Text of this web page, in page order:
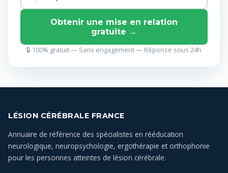
Obtenir une mise en relation
gratuite →
🔒 100% gratuit — Sans engagement — Réponse sous 24h
LÉSION CÉRÉBRALE FRANCE
Annuaire de référence des spécialistes en rééducation
neurologique, neuropsychologie, ergothérapie et orthophonie
pour les personnes atteintes de lésion cérébrale.